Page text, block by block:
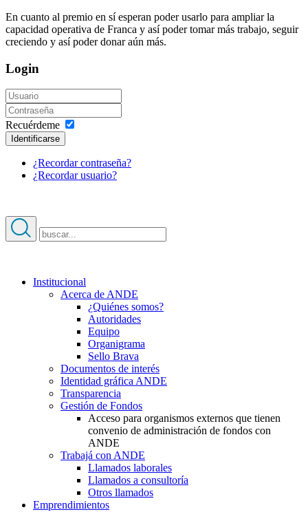
En cuanto al premio en sí esperan poder usarlo para ampliar la
capacidad operativa de Franca y así poder tomar más trabajo, seguir
creciendo y así poder donar aún más.
Login
Recuérdeme
Identificarse
¿Recordar contraseña?
¿Recordar usuario?
Institucional
Acerca de ANDE
¿Quiénes somos?
Autoridades
Equipo
Organigrama
Sello Brava
Documentos de interés
Identidad gráfica ANDE
Transparencia
Gestión de Fondos
Acceso para organismos externos que tienen
convenio de administración de fondos con
ANDE
Trabajá con ANDE
Llamados laborales
Llamados a consultoría
Otros llamados
Emprendimientos